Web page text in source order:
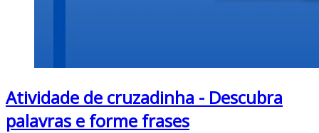
Atividade de cruzadinha - Descubra
palavras e forme frases